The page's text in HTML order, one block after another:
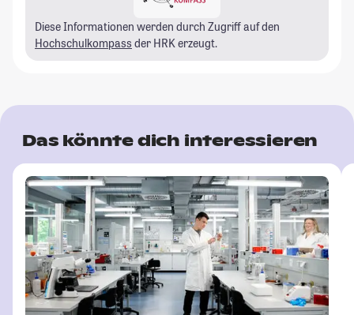
Diese Informationen werden durch Zugriff auf den
Hochschulkompass der HRK erzeugt.
Das könnte dich interessieren